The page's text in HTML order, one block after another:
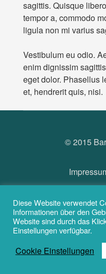
sagittis. Quisque
tempor a, commodo
ligula non mi varius
Vestibulum eu odio.
enim dignissim
eget dolor. Phasellus
et, hendrerit quis, nisi.
© 2015
Diese Website verwendet
Informationen über den
Website sind durch das
Einstellungen verfügbar.
Cookie Einstellungen